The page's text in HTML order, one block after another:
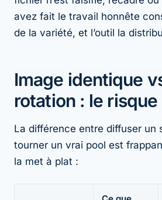
avez fait le travail honnête
de la variété, et l’outil la
Image identique
rotation : le risque
La différence entre diffuser un
tourner un vrai pool est
la met à plat :